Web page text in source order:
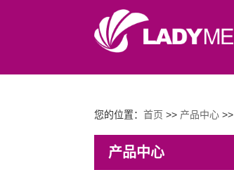
您的位置：首页 >> 产品中心 >>
产品中心